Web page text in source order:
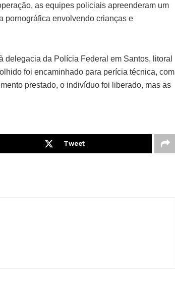
as equipes policiais apreenderam um
pornográfica envolvendo crianças e
da Polícia Federal em Santos, litoral
foi encaminhado para perícia técnica, com
prestado, o indivíduo foi liberado, mas as
Tweet